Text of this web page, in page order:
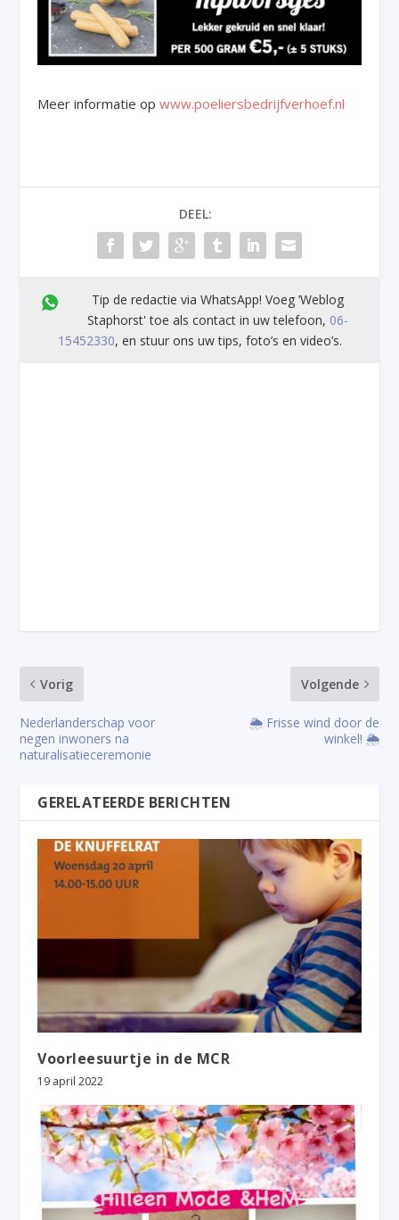
Meer informatie opwww.poeliersbedrijfverhoef.nl
DEEL:
Tip de redactie via WhatsApp! Voeg ’Weblog
Staphorst' toe als contact in uw telefoon, 06-
15452330, en stuur ons uw tips, foto’s en video’s.
Vorig
Nederlanderschap voor
negen inwoners na
naturalisatieceremonie
Volgende
🌦️ Frisse wind door de
winkel! 🌦️
GERELATEERDE BERICHTEN
Voorleesuurtje in de MCR
19 april 2022